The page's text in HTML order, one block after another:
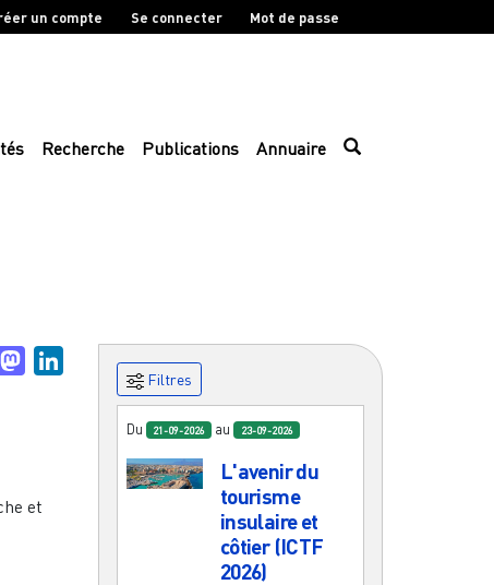
un compte Se connecter Mot de passe
Recherche Publications Annuaire
MastodonLinkedIn
et
Filtres
Du 21-09-2026 au 23-09-2026
L'avenir du
tourisme
insulaire et
côtier (ICTF
2026)